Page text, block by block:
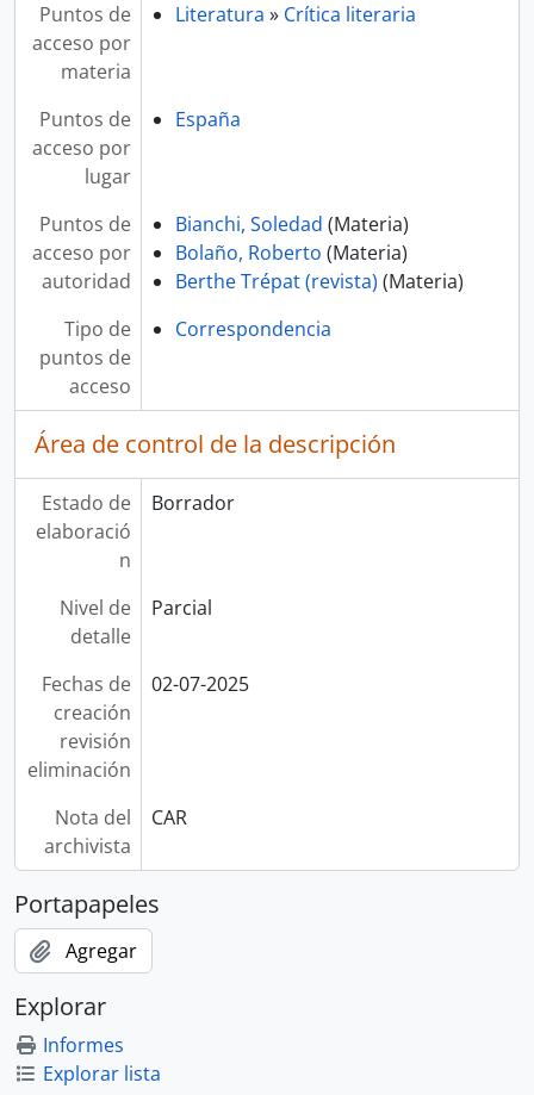
Puntos de
acceso por
materia
Literatura » Crítica literaria
Puntos de
acceso por
lugar
España
Puntos de
acceso por
autoridad
Bianchi, Soledad (Materia)
Bolaño, Roberto (Materia)
Berthe Trépat (revista) (Materia)
Tipo de
puntos de
acceso
Correspondencia
Área de control de la descripción
Estado de
elaboració
n
Borrador
Nivel de
detalle
Parcial
Fechas de
creación
revisión
eliminación
02-07-2025
Nota del
archivista
CAR
Portapapeles
Agregar
Explorar
Informes
Explorar lista